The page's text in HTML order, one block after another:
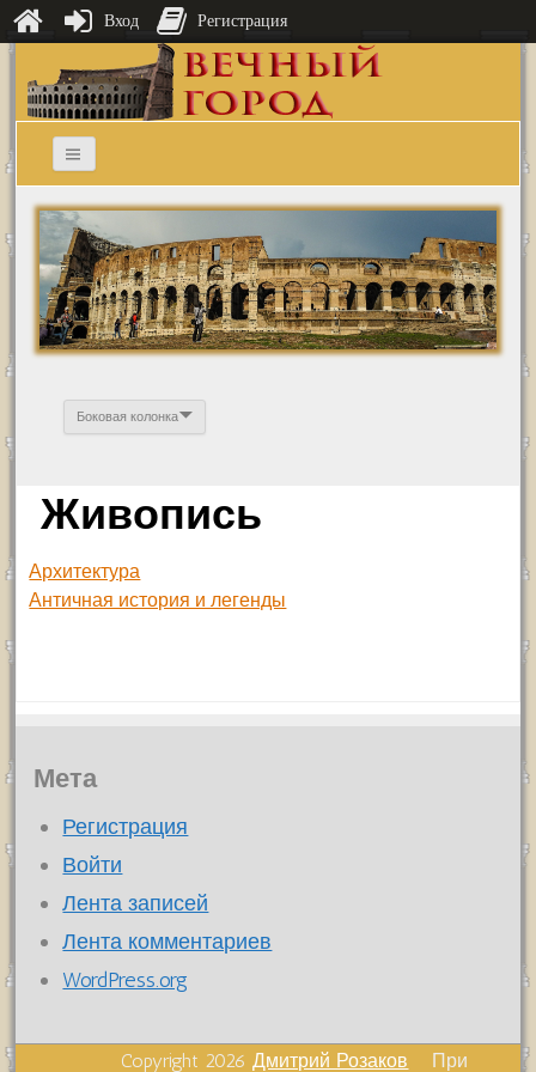
Боковая колонка
Живопись
Архитектура
Античная история и легенды
Мета
Регистрация
Войти
Лента записей
Лента комментариев
WordPress.org
Copyright 2026Дмитрий Розаков При
Вход Регистрация